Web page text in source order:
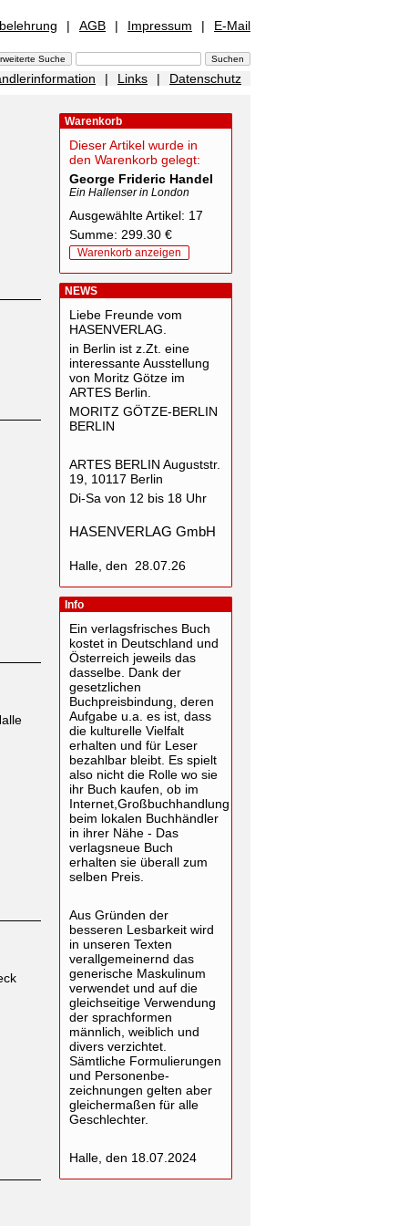
| AGB | Impressum | E-Mail
| Links | Datenschutz
Warenkorb
Dieser Artikel wurde in
den Warenkorb gelegt:
George Frideric Handel
Ein Hallenser in London
Ausgewählte Artikel: 17
Summe: 299.30 €
Warenkorb anzeigen
NEWS
Liebe Freunde vom
HASENVERLAG.
in Berlin ist z.Zt. eine
interessante Ausstellung
von Moritz Götze im
ARTES Berlin.
MORITZ GÖTZE-BERLIN
BERLIN
ARTES BERLIN Auguststr.
19, 10117 Berlin
Di-Sa von 12 bis 18 Uhr
HASENVERLAG GmbH
Halle, den 28.07.26
Info
Ein verlagsfrisches Buch
kostet in Deutschland und
Österreich jeweils das
dasselbe. Dank der
gesetzlichen
Buchpreisbindung, deren
Aufgabe u.a. es ist, dass
die kulturelle Vielfalt
erhalten und für Leser
bezahlbar bleibt. Es spielt
also nicht die Rolle wo sie
ihr Buch kaufen, ob im
Internet,Großbuchhandlung
beim lokalen Buchhändler
in ihrer Nähe - Das
verlagsneue Buch
erhalten sie überall zum
selben Preis.
Aus Gründen der
besseren Lesbarkeit wird
in unseren Texten
verallgemeinernd das
generische Maskulinum
verwendet und auf die
gleichseitige Verwendung
der sprachformen
männlich, weiblich und
divers verzichtet.
Sämtliche Formulierungen
und Personenbe-
zeichnungen gelten aber
gleichermaßen für alle
Geschlechter.
Halle, den 18.07.2024